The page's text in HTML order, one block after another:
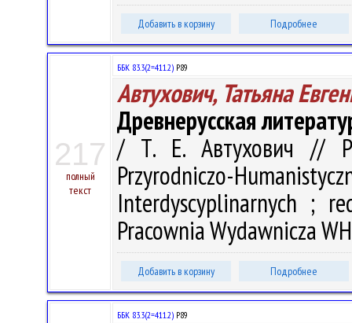
Добавить в корзину Подробнее
217
полный
текст
ББК 83.3(2=411.2) Р89
Автухович, Татьяна
Древнерусская
/ Т. Е. Автухович //
Przyrodniczo-
Interdyscyplinarnych ;
Pracownia Wydawnicza
Добавить в корзину Подробнее
ББК 83.3(2=411.2) Р89